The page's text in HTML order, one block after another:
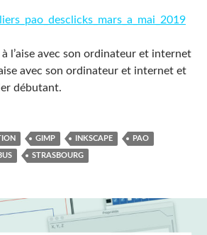
l’aise avec son ordinateur et internet
avec son ordinateur et internet et
débutant.
GIMP INKSCAPE PAO
STRASBOURG